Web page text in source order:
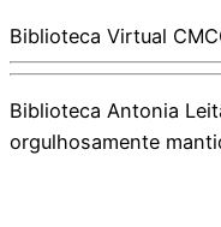
Biblioteca Virtual
Biblioteca Antonia
orgulhosamente